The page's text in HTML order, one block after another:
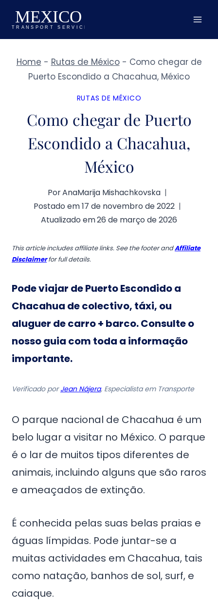
Pular
para
o
Conteúdo
Home - Rutas de México- Como chegar de
Puerto Escondido a Chacahua, México
RUTAS DE MÉXICO
Como chegar de Puerto
Escondido a Chacahua,
México
PorAnaMarija Mishachkovska
Postado em17 de novembro de 2022
Atualizado em26 de março de 2026
This article includes affiliate links. See the footer andAffiliate
Disclaimerfor full details.
Pode viajar de Puerto Escondido a
Chacahua de colectivo, táxi, ou
aluguer de carro + barco. Consulte o
nosso guia com toda a informação
importante.
Verificado porJean Nájera, Especialista em Transporte
O parque nacional de Chacahua é um
belo lugar a visitar no México. O parque
é o lar de muitos tipos diferentes de
animais, incluindo alguns que são raros
e ameaçados de extinção.
É conhecida pelas suas belas praias e
águas límpidas. Pode juntar-se a
muitas actividades em Chacahua, tais
como natação, banhos de sol, surf, e
caiaque.